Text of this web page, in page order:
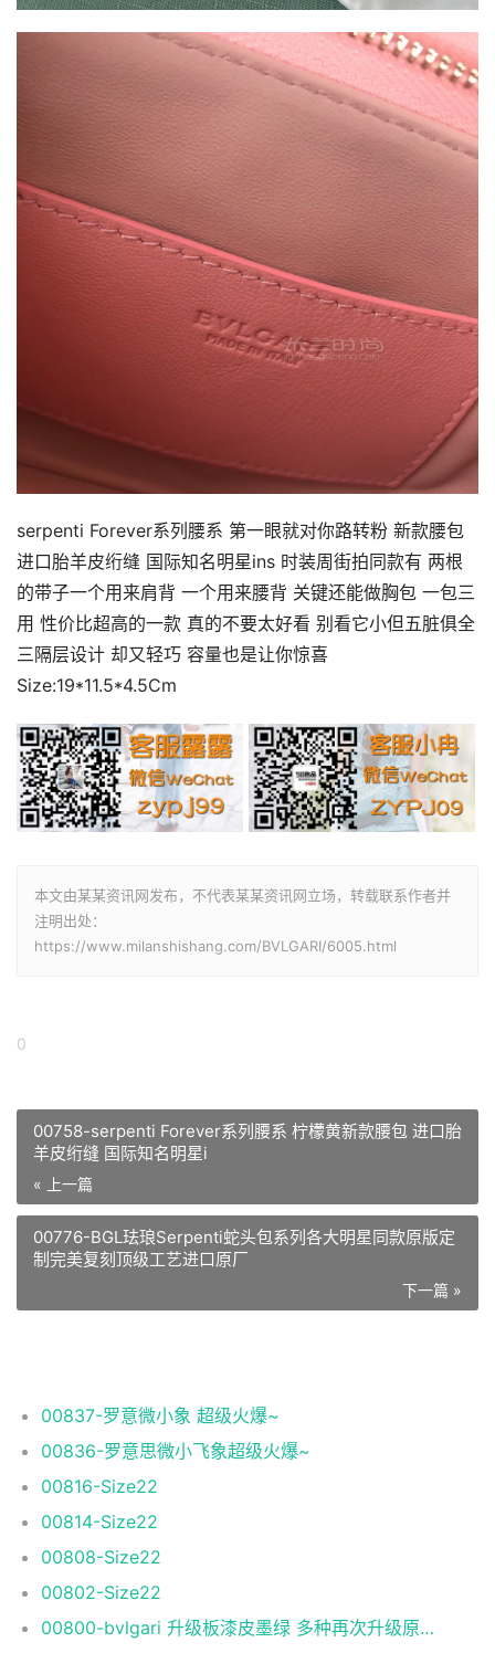
serpenti Forever系列腰系 第一眼就对你路转粉 新款腰包
进口胎羊皮绗缝 国际知名明星ins 时装周街拍同款有 两根
的带子一个用来肩背 一个用来腰背 关键还能做胸包 一包三
用 性价比超高的一款 真的不要太好看 别看它小但五脏俱全
三隔层设计 却又轻巧 容量也是让你惊喜
Size:19*11.5*4.5Cm
本文由某某资讯网发布，不代表某某资讯网立场，转载联系作者并
注明出处：
https://www.milanshishang.com/BVLGARI/6005.html
0
00758-serpenti Forever系列腰系 柠檬黄新款腰包 进口胎
羊皮绗缝 国际知名明星i
« 上一篇
00776-BGL珐琅Serpenti蛇头包系列各大明星同款原版定
制完美复刻顶级工艺进口原厂
下一篇 »
00837-罗意微小象 超级火爆~
00836-罗意思微小飞象超级火爆~
00816-Size22
00814-Size22
00808-Size22
00802-Size22
00800-bvlgari 升级板漆皮墨绿 多种再次升级原单顶